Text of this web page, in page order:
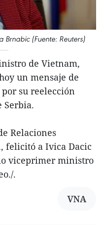
(Fuente: Reuters)
de Vietnam,
un mensaje de
su reelección
Serbia.
Relaciones
felicitó a Ivica Dacic
viceprimer ministro
.
VNA